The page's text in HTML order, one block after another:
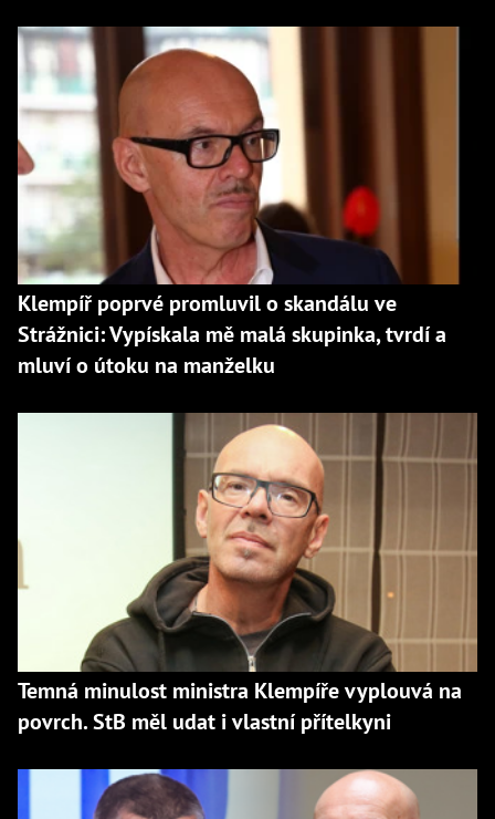
Klempíř poprvé promluvil o skandálu ve
Strážnici: Vypískala mě malá skupinka, tvrdí a
mluví o útoku na manželku
Temná minulost ministra Klempíře vyplouvá na
povrch. StB měl udat i vlastní přítelkyni